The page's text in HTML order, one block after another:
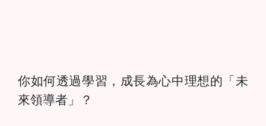
你如何透過學習，成長為心中理想的「未
來領導者」？